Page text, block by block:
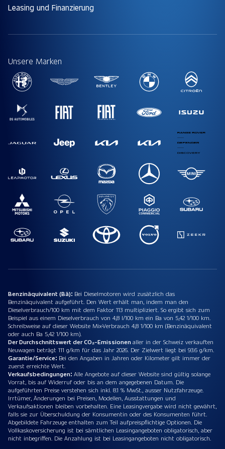
Leasing und Finanzierung
Unsere Marken
Benzinäquivalent (Bä): Bei Dieselmotoren wird zusätzlich das
Benzinäquivalent aufgeführt. Den Wert erhält man, indem man den
Dieselverbrauch/100 km mit dem Faktor 113 multipliziert. So ergibt sich zum
Beispiel aus einem Dieselverbrauch von 4,8 l/100 km ein Ba von 5,42 1/100 km.
Schreibweise auf dieser Website Mix-Verbrauch 4,8 1/100 km (Benzinäquivalent
oder auch Ba 5,42 1/100 km).
Der Durchschnittswert der CO₂-Emissionenaller in der Schweiz verkauften
Neuwagen beträgt 111 g/km für das Jahr 2026. Der Zielwert liegt bei 93.6 g/km.
Garantie/Service: Bei den Angaben in Jahren oder Kilometer gilt immer der
zuerst erreichte Wert.
Verkaufsbedingungen: Alle Angebote auf dieser Website sind gültig solange
Vorrat, bis auf Widerruf oder bis an dem angegebenen Datum. Die
aufgeführten Preise verstehen sich inkl. 8.1 % MwSt., ausser Nutzfahrzeuge.
Irrtümer, Änderungen bei Preisen, Modellen, Ausstattungen und
Verkaufsaktionen bleiben vorbehalten. Eine Leasingvergabe wird nicht gewährt,
falls sie zur Überschuldung der Konsumentin oder des Konsumenten führt.
Abgebildete Fahrzeuge enthalten zum Teil aufpreispflichtige Optionen. Die
Vollkaskoversicherung ist bei sämtlichen Leasingangeboten obligatorisch, aber
nicht inbegriffen. Die Anzahlung ist bei Leasingangeboten nicht obligatorisch.